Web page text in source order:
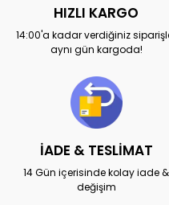
HIZLI KARGO
14:00'a kadar verdiğiniz
aynı gün kargoda!
İADE & TESLİMAT
14 Gün içerisinde kolay iade &
değişim